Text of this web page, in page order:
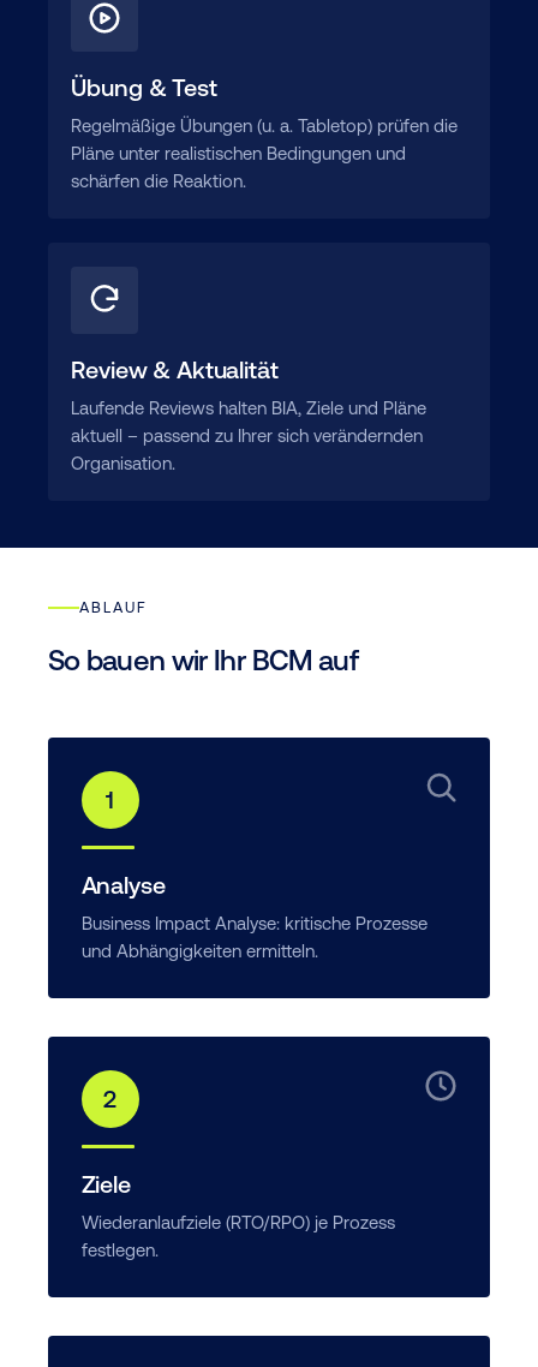
Übung & Test
Regelmäßige Übungen (u. a. Tabletop) prüfen die
Pläne unter realistischen Bedingungen und
schärfen die Reaktion.
Review & Aktualität
Laufende Reviews halten BIA, Ziele und Pläne
aktuell – passend zu Ihrer sich verändernden
Organisation.
ABLAUF
So bauen wir Ihr BCM auf
1
Analyse
Business Impact Analyse: kritische Prozesse
und Abhängigkeiten ermitteln.
2
Ziele
Wiederanlaufziele (RTO/RPO) je Prozess
festlegen.